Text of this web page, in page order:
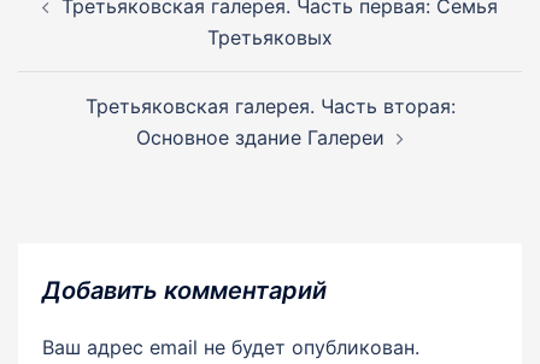
по Третьяковская галерея. Часть первая: Семья
Третьяковых
Третьяковская галерея. Часть вторая:
Основное здание Галереи
Добавить комментарий
Ваш адрес email не будет опубликован.